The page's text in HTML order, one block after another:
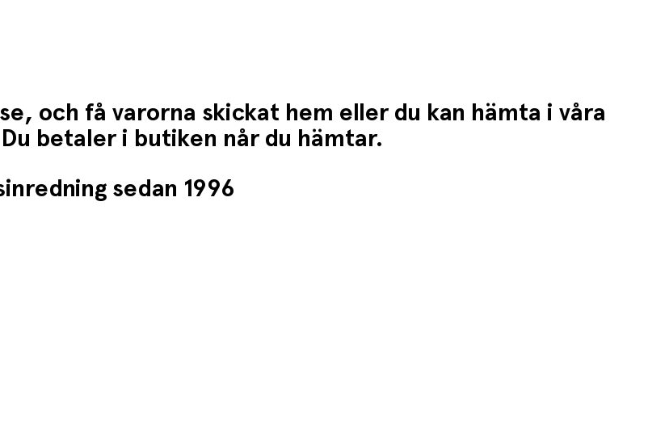
och få varorna skickat hem eller du kan hämta i våra
betaler i butiken når du hämtar.
sedan 1996